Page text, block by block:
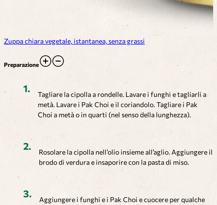
Zuppa chiara vegetale, istantanea, senza grassi
Preparazione
Tagliare la cipolla a rondelle. Lavare i funghi e tagliarli a
metà. Lavare i Pak Choi e il coriandolo. Tagliare i Pak
Choi a metà o in quarti (nel senso della lunghezza).
Rosolare la cipolla nell’olio insieme all’aglio. Aggiungere il
brodo di verdura e insaporire con la pasta di miso.
Aggiungere i funghi e i Pak Choi e cuocere per qualche